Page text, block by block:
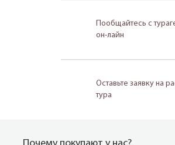
Пообщайтесь с
он-лайн
Оставьте заявку на
тура